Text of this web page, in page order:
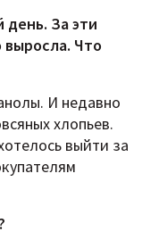
день. За эти
выросла. Что
И недавно
хлопьев.
выйти за